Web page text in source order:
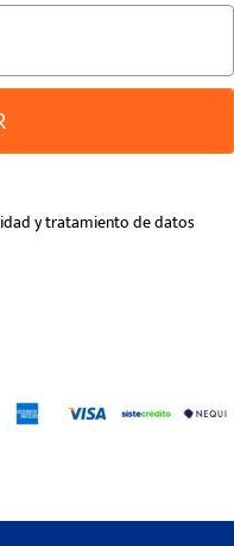
y tratamiento de datos